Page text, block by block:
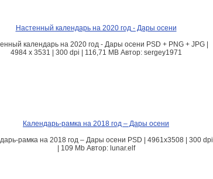
Настенный календарь на 2020 год - Дары осени
календарь на 2020 год - Дары осени PSD + PNG + JPG |
4984 x 3531 | 300 dpi | 116,71 MB Автор: sergey1971
Календарь-рамка на 2018 год – Дары осени
рамка на 2018 год – Дары осени PSD | 4961x3508 | 300 dpi
| 109 Mb Автор: lunar.elf